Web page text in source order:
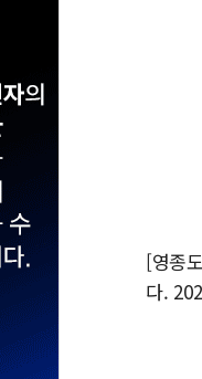
[영종
다.